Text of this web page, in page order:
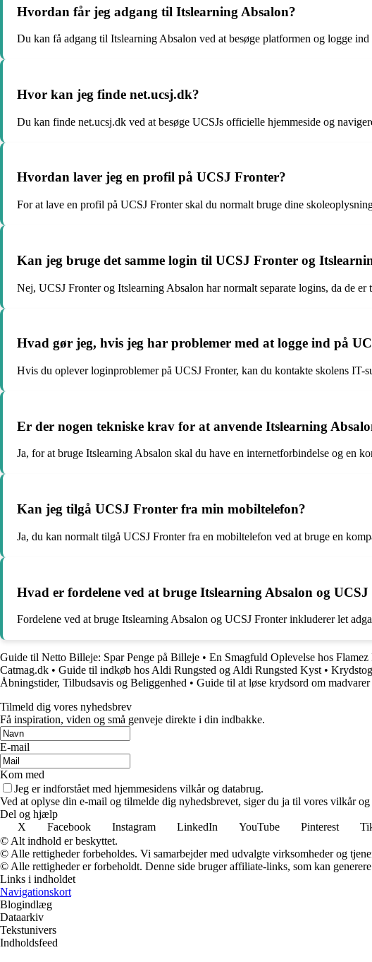
Hvordan får jeg adgang til Itslearning Absalon?
Du kan få adgang til Itslearning Absalon ved at besøge platformen og logge
Hvor kan jeg finde net.ucsj.dk?
Du kan finde net.ucsj.dk ved at besøge UCSJs officielle hjemmeside og
Hvordan laver jeg en profil på UCSJ Fronter?
For at lave en profil på UCSJ Fronter skal du normalt bruge dine
Kan jeg bruge det samme login til UCSJ Fronter og
Nej, UCSJ Fronter og Itslearning Absalon har normalt separate logins, da de
Hvad gør jeg, hvis jeg har problemer med at logge ind på
Hvis du oplever loginproblemer på UCSJ Fronter, kan du kontakte skolens IT-
Er der nogen tekniske krav for at anvende Itslearning
Ja, for at bruge Itslearning Absalon skal du have en internetforbindelse og en
Kan jeg tilgå UCSJ Fronter fra min mobiltelefon?
Ja, du kan normalt tilgå UCSJ Fronter fra en mobiltelefon ved at bruge en
Hvad er fordelene ved at bruge Itslearning Absalon og
Fordelene ved at bruge Itslearning Absalon og UCSJ Fronter inkluderer let
Guide til Netto Billeje: Spar Penge på Billeje • En Smagfuld Oplevelse hos
Catmag.dk • Guide til indkøb hos Aldi Rungsted og Aldi Rungsted Kyst •
Åbningstider, Tilbudsavis og Beliggenhed • Guide til at løse krydsord om
Tilmeld dig vores nyhedsbrev
Få inspiration, viden og små genveje direkte i din indbakke.
E-mail
Kom med
Jeg er indforstået med hjemmesidens vilkår og databrug.
Ved at oplyse din e-mail og tilmelde dig nyhedsbrevet, siger du ja til vores vilkår
Del og hjælp
X
Facebook Instagram LinkedIn YouTube Pinterest
© Alt indhold er beskyttet.
© Alle rettigheder forbeholdes. Vi samarbejder med udvalgte virksomheder og
© Alle rettigheder er forbeholdt. Denne side bruger affiliate-links, som kan
Links i indholdet
Navigationskort
Blogindlæg
Dataarkiv
Tekstunivers
Indholdsfeed